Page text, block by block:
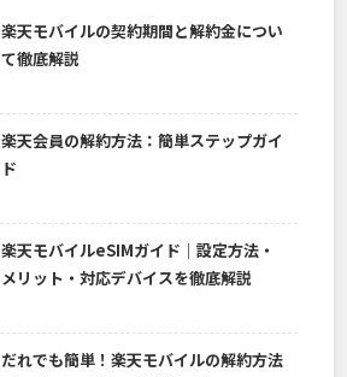
楽天モバイルの契約期間と解約金につい
て徹底解説
楽天会員の解約方法：簡単ステップガイ
ド
楽天モバイルeSIMガイド｜設定方法・
メリット・対応デバイスを徹底解説
だれでも簡単！楽天モバイルの解約方法